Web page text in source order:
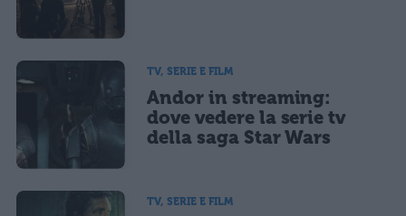
TV, SERIE E FILM
Andor in streaming:
dove vedere la serie tv
della saga Star Wars
TV, SERIE E FILM